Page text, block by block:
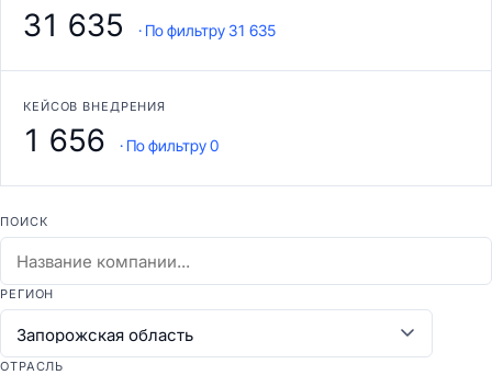
31 635 · По фильтру 31 635
КЕЙСОВ ВНЕДРЕНИЯ
1 656 · По фильтру 0
ПОИСК
РЕГИОН
ОТРАСЛЬ